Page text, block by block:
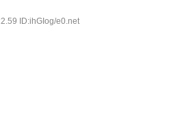
ID:ihGIog/e0.net